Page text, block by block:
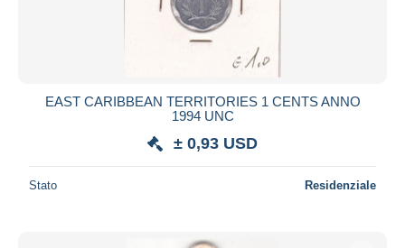
EAST CARIBBEAN TERRITORIES 1 CENTS ANNO
1994 UNC
± 0,93 USD
Stato Residenziale